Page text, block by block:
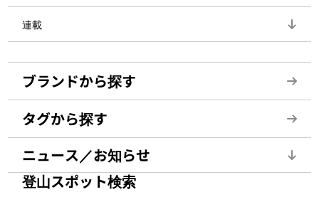
連載
ブランドから探す
タグから探す
ニュース／お知らせ
登山スポット検索